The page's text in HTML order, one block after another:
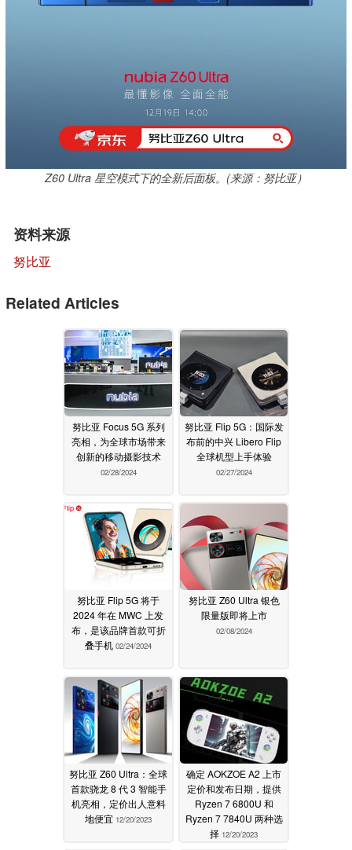
Z60 Ultra 星空模式下的全新后面板。(来源：努比亚）
资料来源
努比亚
Related Articles
努比亚 Focus 5G 系列
亮相，为全球市场带来
创新的移动摄影技术
02/28/2024
努比亚 Flip 5G：国际发
布前的中兴 Libero Flip
全球机型上手体验
02/27/2024
努比亚 Flip 5G 将于
2024 年在 MWC 上发
布，是该品牌首款可折
叠手机 02/24/2024
努比亚 Z60 Ultra 银色
限量版即将上市
02/08/2024
努比亚 Z60 Ultra：全球
首款骁龙 8 代 3 智能手
机亮相，定价出人意料
地便宜 12/20/2023
确定 AOKZOE A2 上市
定价和发布日期，提供
Ryzen 7 6800U 和
Ryzen 7 7840U 两种选
择 12/20/2023